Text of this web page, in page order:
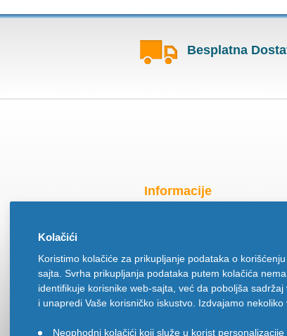
Besplatna
Informacije
Način isporuke
Načini plaćanja
Politika privatnosti
Kolačići
Koristimo kolačiće za prikupljanje podataka o
sajta. Svrha prikupljanja podataka putem kolačića
identifikuje korisnike web-sajta, već da poboljša sadržaj
i unapredi Vaše korisničko iskustvo. Izdvajamo nekoliko
Neophodni kolačići koji služe u korist personalizacije